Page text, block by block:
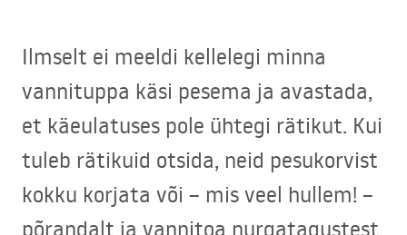
Ilmselt ei meeldi kellelegi minna
vannituppa käsi pesema ja avastada,
et käeulatuses pole ühtegi rätikut. Kui
tuleb rätikuid otsida, neid pesukorvist
kokku korjata või – mis veel hullem! –
põrandalt ja vannitoa nurgatagustest